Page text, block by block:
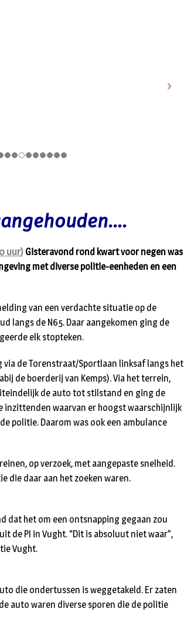
uur) Gisteravond rond kwart voor negen was
met diverse politie-eenheden en een
van een verdachte situatie op de
langs de N65. Daar aangekomen ging de
elk stopteken.
de Torenstraat/Sportlaan linksaf langs het
de boerderij van Kemps). Via het terrein,
de auto tot stilstand en ging de
inzittenden waarvan er hoogst waarschijnlijk
politie. Daarom was ook een ambulance
op verzoek, met aangepaste snelheid.
die daar aan het zoeken waren.
dat het om een ontsnapping gegaan zou
de PI in Vught. “Dit is absoluut niet waar”,
Vught.
die ondertussen is weggetakeld. Er zaten
auto waren diverse sporen die de politie